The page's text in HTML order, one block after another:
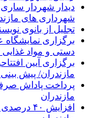
دیدار شهردار
شهرداری های
تجلیل از بانوی
برگزاری
دستی و مواد
برگزاری آیین
مازندران/ پیش بینی افتتاح ۱۰۰۰
مازندران
افزایش